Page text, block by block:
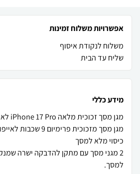
אפשרויות משלוח זמינות
משלוח לנקודת איסוף
שליח עד הבית
מידע כללי
2 מגני מסך עם מתקן להדבקה ישרה